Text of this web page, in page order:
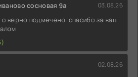
сосновая 9а 03.08.26
верно подмечено. спасибо за ваш
02.08.26